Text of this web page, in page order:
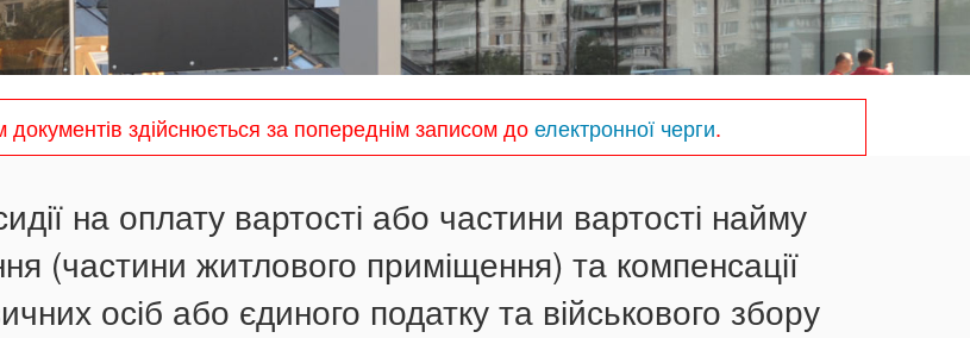
здійснюється за попереднім записом доелектронної черги.
на оплату вартості або частини вартості найму
(частини житлового приміщення) та компенсації
осіб або єдиного податку та військового збору